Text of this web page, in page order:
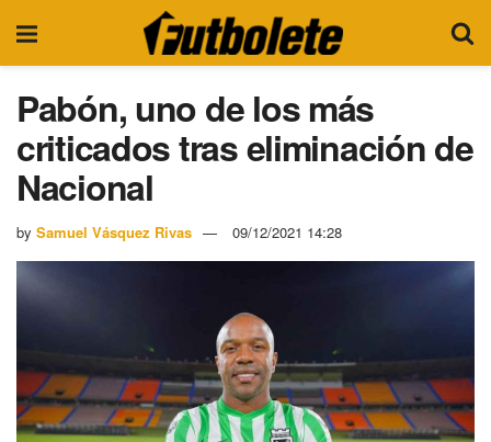
Pabón, uno de los más
criticados tras eliminación de
Nacional
by Samuel Vásquez Rivas 09/12/2021 14:28